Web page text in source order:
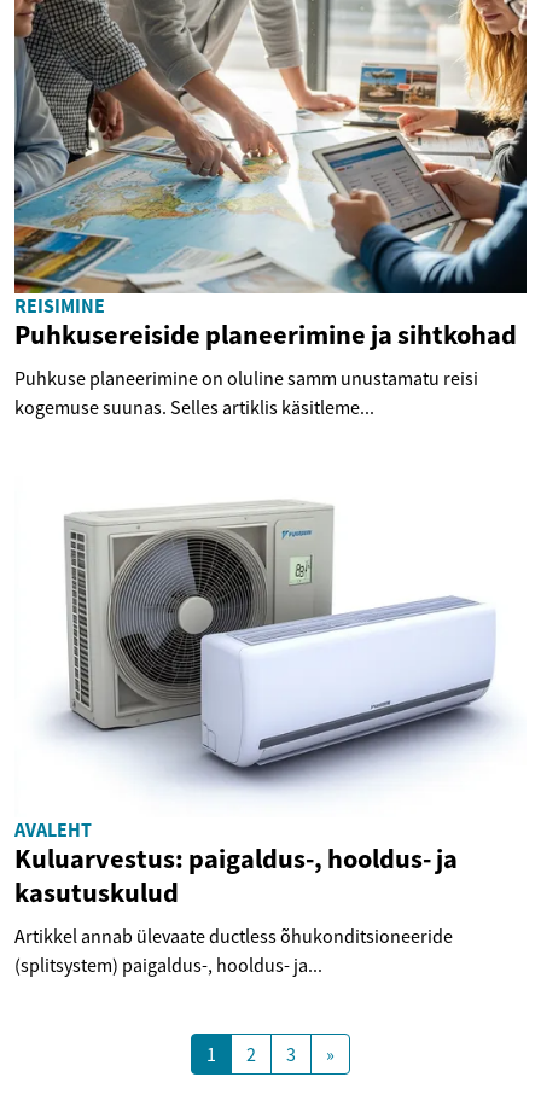
REISIMINE
Puhkusereiside planeerimine ja sihtkohad
Puhkuse planeerimine on oluline samm unustamatu reisi
kogemuse suunas. Selles artiklis käsitleme...
AVALEHT
Kuluarvestus: paigaldus-, hooldus- ja
kasutuskulud
Artikkel annab ülevaate ductless õhukonditsioneeride
(splitsystem) paigaldus-, hooldus- ja...
1 2 3 »